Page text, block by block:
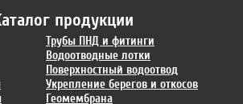
продукции
Трубы ПНД и фитинги
Водоотводные лотки
Поверхностный водоотвод
Укрепление берегов и откосов
Геомембрана